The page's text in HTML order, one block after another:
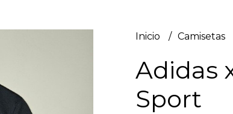
Inicio Camisetas
Adidas
Sport